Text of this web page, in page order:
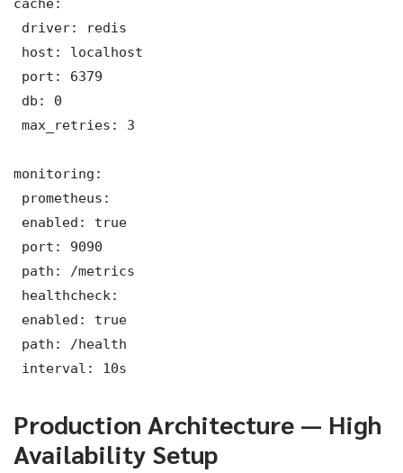
cache:
driver: redis
host: localhost
port: 6379
db: 0
max_retries: 3
monitoring:
prometheus:
enabled: true
port: 9090
path: /metrics
healthcheck:
enabled: true
path: /health
interval: 10s
Production Architecture — High
Availability Setup